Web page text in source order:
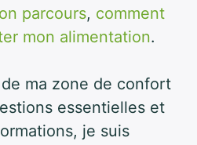
parcours, comment
mon alimentation.
ma zone de confort
essentielles et
je suis